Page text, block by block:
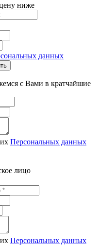
ниже
данных
с Вами в кратчайшие
Персональных данных
лицо
Персональных данных